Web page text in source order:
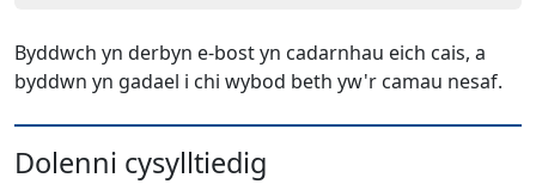
Byddwch yn derbyn e-bost yn cadarnhau eich cais, a
byddwn yn gadael i chi wybod beth yw'r camau nesaf.
Dolenni cysylltiedig